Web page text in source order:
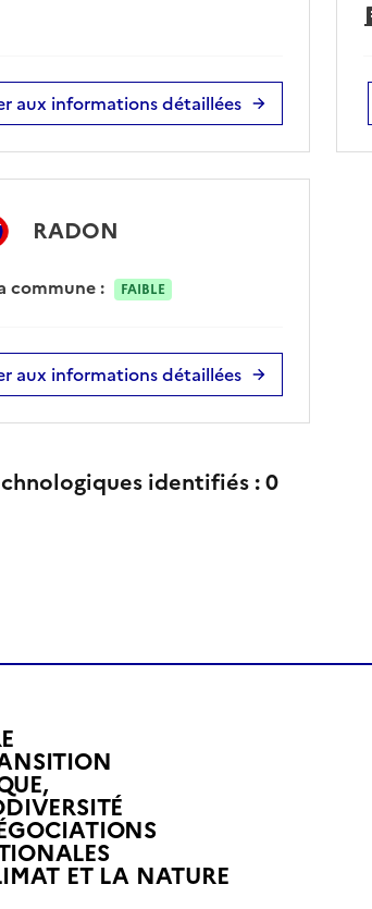
aux informations détaillées
RADON
commune : FAIBLE
aux informations détaillées
identifiés :0
ET LA NATUREL